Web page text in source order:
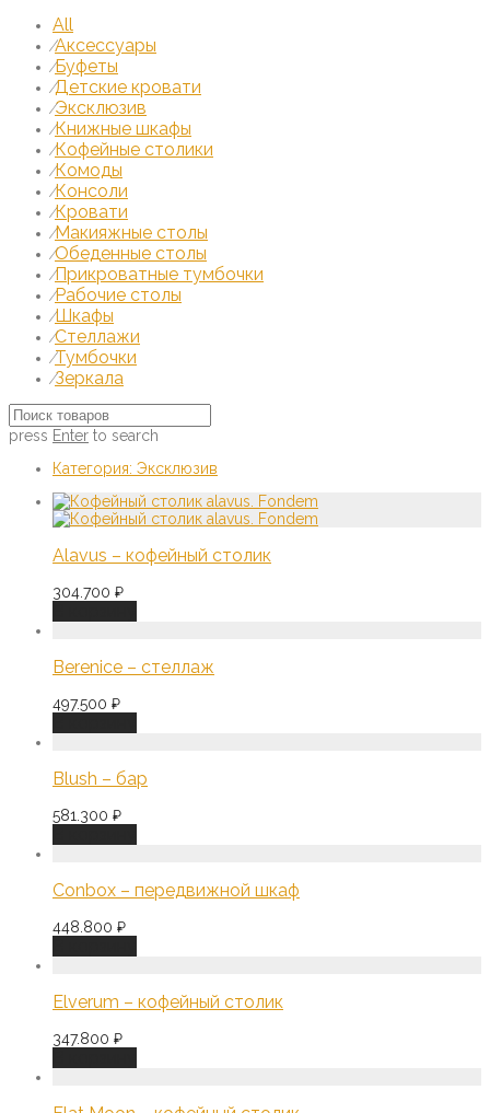
All
⁄Аксессуары
⁄Буфеты
⁄Детские кровати
⁄Эксклюзив
⁄Книжные шкафы
⁄Кофейные столики
⁄Комоды
⁄Консоли
⁄Кровати
⁄Макияжные столы
⁄Обеденные столы
⁄Прикроватные тумбочки
⁄Рабочие столы
⁄Шкафы
⁄Стеллажи
⁄Тумбочки
⁄Зеркала
press Enter to search
Категория: Эксклюзив
Alavus – кофейный столик
304.700 ₽
Berenice – стеллаж
497.500 ₽
Blush – бар
581.300 ₽
Conbox – передвижной шкаф
448.800 ₽
Elverum – кофейный столик
347.800 ₽